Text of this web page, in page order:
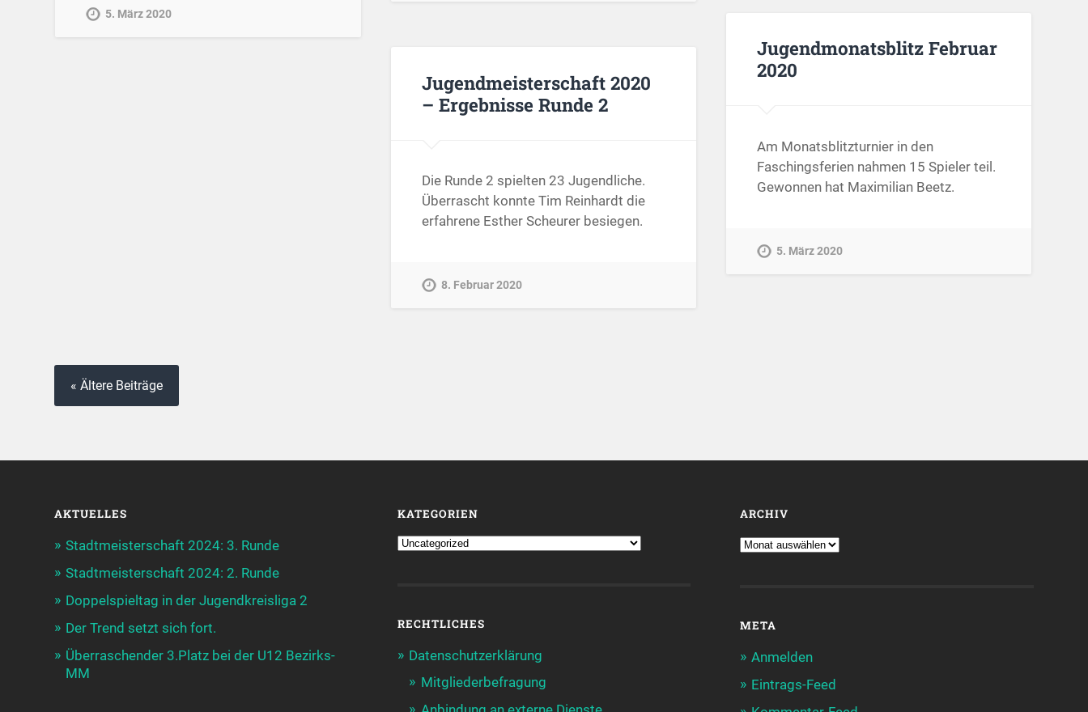
5. März 2020
Jugendmonatsblitz Februar
2020
Am Monatsblitzturnier in den
Faschingsferien nahmen 15 Spieler teil.
Gewonnen hat Maximilian Beetz.
5. März 2020
Jugendmeisterschaft 2020
– Ergebnisse Runde 2
Die Runde 2 spielten 23 Jugendliche.
Überrascht konnte Tim Reinhardt die
erfahrene Esther Scheurer besiegen.
8. Februar 2020
« Ältere Beiträge
AKTUELLES
Stadtmeisterschaft 2024: 3. Runde
Stadtmeisterschaft 2024: 2. Runde
Doppelspieltag in der Jugendkreisliga 2
Der Trend setzt sich fort.
Überraschender 3.Platz bei der U12 Bezirks-
MM
KATEGORIEN
RECHTLICHES
Datenschutzerklärung
Mitgliederbefragung
ARCHIV
META
Anmelden
Eintrags-Feed